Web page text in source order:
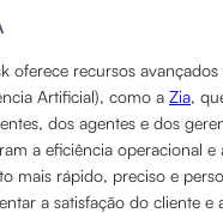
oferece recursos avançados
Artificial), como a Zia,
dos agentes e dos
a eficiência operacional e
mais rápido, preciso e
a satisfação do cliente e